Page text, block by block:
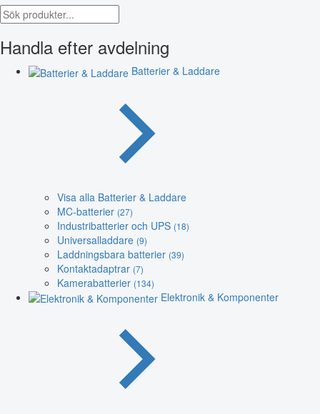
Handla efter avdelning
Batterier & Laddare
Visa alla Batterier & Laddare
MC-batterier (27)
Industribatterier och UPS (18)
Universalladdare (9)
Laddningsbara batterier (39)
Kontaktadaptrar (7)
Kamerabatterier (134)
Elektronik & Komponenter